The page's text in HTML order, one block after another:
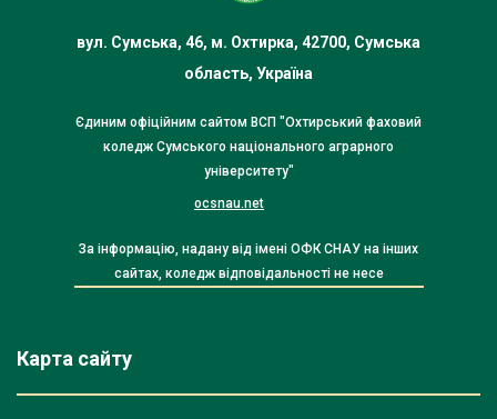
вул. Сумська, 46, м. Охтирка, 42700, Сумська
область, Україна
Єдиним офіційним сайтом ВСП "Охтирський фаховий
коледж Сумського національного аграрного
університету"
ocsnau.net
За інформацію, надану від імені ОФК СНАУ на інших
сайтах, коледж відповідальності не несе
Карта сайту